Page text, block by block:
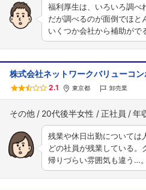
福利厚生は、いろいろ調べ
だが調べるのが面倒でほと
いくつか会社から補助がで
株式会社ネットワークバリューコン
2.1 東京都 卸売業
その他 20代後半女性 正社員 年
残業や休日出勤については
どの社員が残業している。
帰りづらい雰囲気も違う…